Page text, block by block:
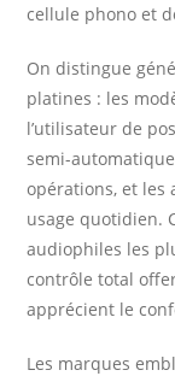
cellule phono et
On distingue
platines : les
l’utilisateur de
semi-
opérations, et les
usage quotidien.
audiophiles les
contrôle total
apprécient le
Les marques